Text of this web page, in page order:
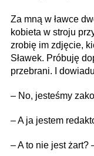
Za mną w ławce
kobieta w stroju
zrobię im zdjęcie,
Sławek. Próbuję
przebrani. I
– No, jesteśmy
– A ja jestem
– A to nie jest żart?